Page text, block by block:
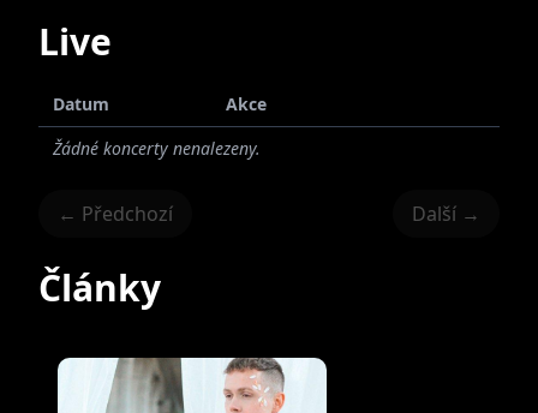
Live
Datum
Akce
Žádné koncerty nenalezeny.
← Předchozí Další →
Články